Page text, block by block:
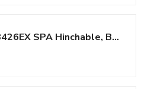
Intex 28426EX SPA Hinchable, Beige, 4 Personas